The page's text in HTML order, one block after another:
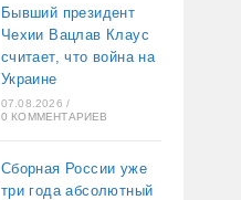
Бывший президент
Чехии Вацлав Клаус
считает, что война на
Украине
07.08.2026 /
0 КОММЕНТАРИЕВ
Сборная России уже
три года абсолютный